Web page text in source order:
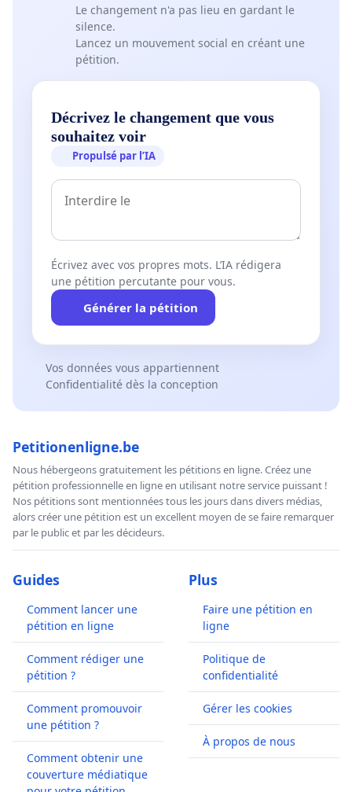
Le changement n'a pas lieu en gardant le
silence.
Lancez un mouvement social en créant une
pétition.
Décrivez le changement que vous
souhaitez voir
Propulsé par l’IA
Écrivez avec vos propres mots. L’IA rédigera
une pétition percutante pour vous.
Générer la pétition
Vos données vous appartiennent
Confidentialité dès la conception
Petitionenligne.be
Nous hébergeons gratuitement les pétitions en ligne. Créez une
pétition professionnelle en ligne en utilisant notre service puissant !
Nos pétitions sont mentionnées tous les jours dans divers médias,
alors créer une pétition est un excellent moyen de se faire remarquer
par le public et par les décideurs.
Guides
Comment lancer une
pétition en ligne
Comment rédiger une
pétition ?
Comment promouvoir
une pétition ?
Comment obtenir une
couverture médiatique
Plus
Faire une pétition en
ligne
Politique de
confidentialité
Gérer les cookies
À propos de nous